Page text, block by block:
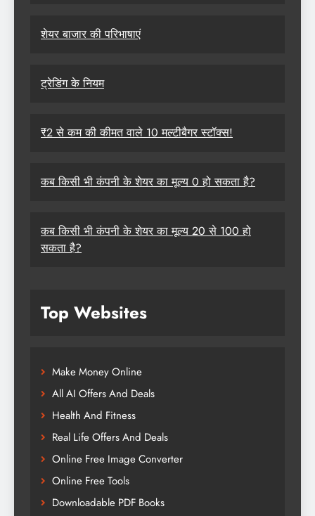
शेयर बाजार की परिभाषाएं
ट्रेडिंग के नियम
₹2 से कम की कीमत वाले 10 मल्टीबैगर स्टॉक्स!
कब किसी भी कंपनी के शेयर का मूल्य 0 हो सकता है?
कब किसी भी कंपनी के शेयर का मूल्य 20 से 100 हो
सकता है?
Top Websites
Make Money Online
All AI Offers And Deals
Health And Fitness
Real Life Offers And Deals
Online Free Image Converter
Online Free Tools
Downloadable PDF Books